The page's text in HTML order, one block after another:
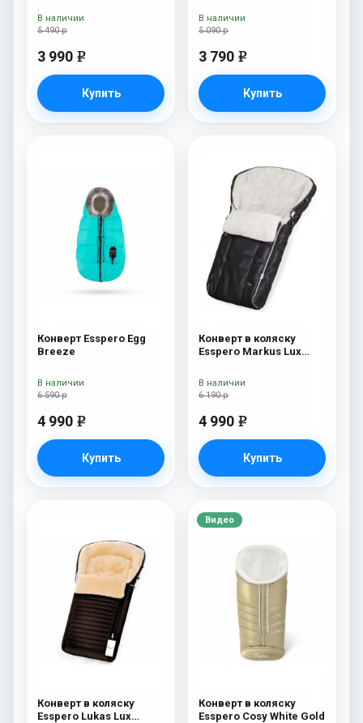
5 490 р
3 990 e
Купить
В наличии
5 090 р
3 790 e
Купить
В наличии
Конверт Esspero Egg
Breeze
6 590 р
4 990 e
Купить
В наличии
Конверт в коляску
Esspero Markus Lux
овечья шерсть) Black
6 190 р
4 990 e
Купить
В наличии
Конверт в коляску
Esspero Lukas Lux
Видео
Конверт в коляску
Esspero Cosy White Gold